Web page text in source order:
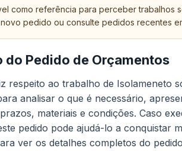
como referência para perceber trabalhos
pedido ou consulte pedidos recentes
do Pedido de Orçamentos
respeito ao trabalho de Isolameneto
analisar o que é necessário,
materiais e condições. Caso
pedido pode ajudá-lo a conquistar
ver os detalhes completos do